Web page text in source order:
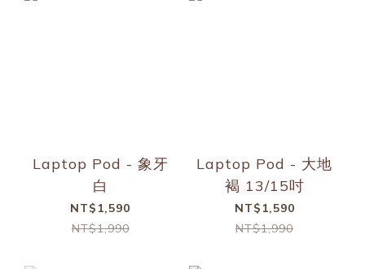
Laptop Pod - 象牙
白
NT$1,590
NT$1,990
Laptop Pod - 大地
褐 13/15吋
NT$1,590
NT$1,990